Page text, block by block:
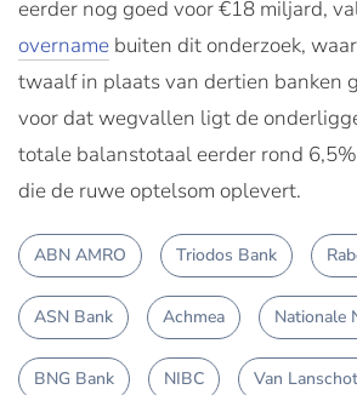
eerder nog goed voor €18 miljard,
overname buiten dit onderzoek,
twaalf in plaats van dertien banken
voor dat wegvallen ligt de
totale balanstotaal eerder rond
die de ruwe optelsom oplevert.
ABN AMRO Triodos Bank
ASN Bank Achmea Nationale
BNG Bank NIBC Van